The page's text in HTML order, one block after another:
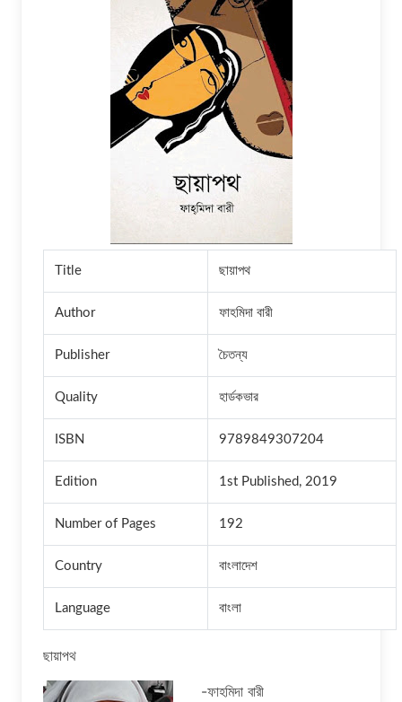
Title ছায়াপথ
Author ফাহমিদা বারী
Publisher চৈতন্য
Quality হার্ডকভার
ISBN 9789849307204
Edition 1st Published, 2019
Number of Pages 192
Country বাংলাদেশ
Language বাংলা
ছায়াপথ
-ফাহমিদা বারী